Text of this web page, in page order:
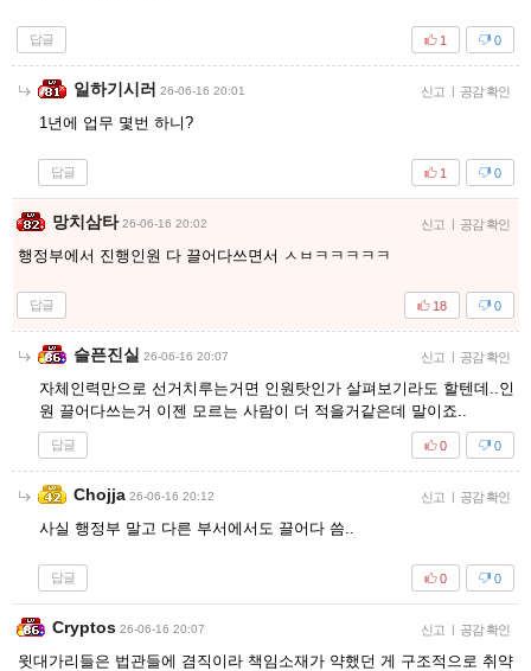
답글 0
1
일하기시러 26-06-16 20:01 신고 | 공감 확인
1년에 업무 몇번 하니?
답글 0
1
망치삼타 26-06-16 20:02 신고 | 공감 확인
행정부에서 진행인원 다 끌어다쓰면서 ㅅㅂㅋㅋㅋㅋㅋ
답글 0
18
슬픈진실 26-06-16 20:07 신고 | 공감 확인
자체인력만으로 선거치루는거면 인원탓인가 살펴보기라도 할텐데..인
원 끌어다쓰는거 이젠 모르는 사람이 더 적을거같은데 말이죠..
답글 0
0
Chojja 26-06-16 20:12 신고 | 공감 확인
사실 행정부 말고 다른 부서에서도 끌어다 씀..
답글 0
0
Cryptos 26-06-16 20:07 신고 | 공감 확인
윗대가리들은 법관들에 겸직이라 책임소재가 약했던 게 구조적으로 취약